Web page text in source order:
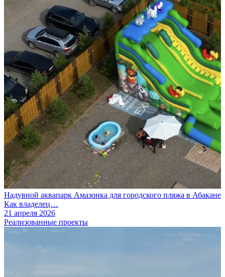
Надувной аквапарк Амазонка для городского пляжа в Абакане
Как владелец…
21 апреля 2026
Реализованные проекты